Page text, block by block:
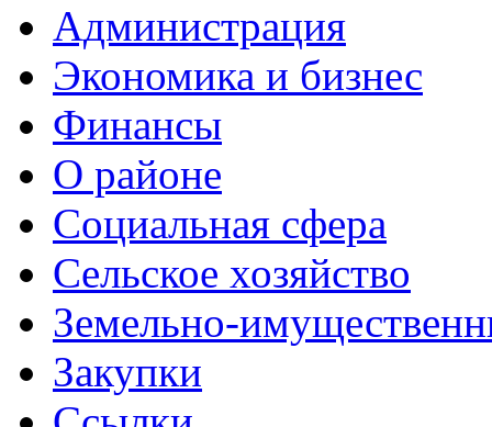
Администрация
Экономика и бизнес
Финансы
О районе
Социальная сфера
Сельское хозяйство
Земельно-
Закупки